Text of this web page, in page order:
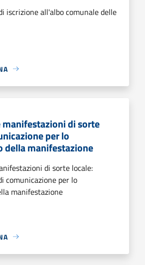
iscrizione all'albo comunale delle
manifestazioni di sorte
per lo
della manifestazione
di sorte locale:
comunicazione per lo
manifestazione